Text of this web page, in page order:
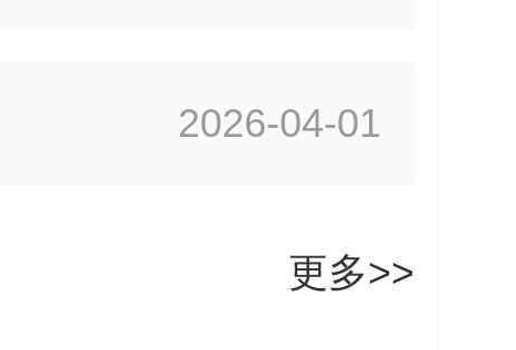
2026-04-01
更多>>